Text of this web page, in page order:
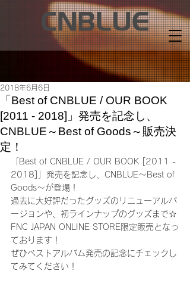
「Best of CNBLUE / OUR BOOK
[2011 - 2018]」発売を記念し、
CNBLUE～Best of Goods～販売決
定！
2018年6月6日
「Best of CNBLUE / OUR BOOK [2011 -
2018]」発売を記念し、CNBLUE～Best of
Goods～が登場！
過去に大好評だったグッズのリニューアルバ
ージョンや、初ラインナップのグッズまで☆
FNC JAPAN ONLINE STORE限定販売となっ
ております！
ぜひベストアルバム発売の記念にチェックし
てみてください！